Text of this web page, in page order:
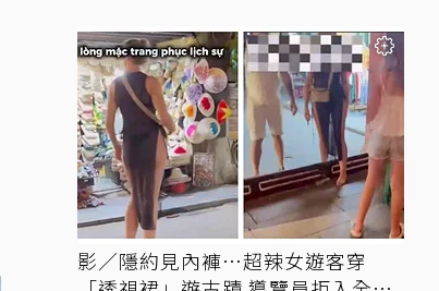
影／隱約見內褲…超辣女遊客穿